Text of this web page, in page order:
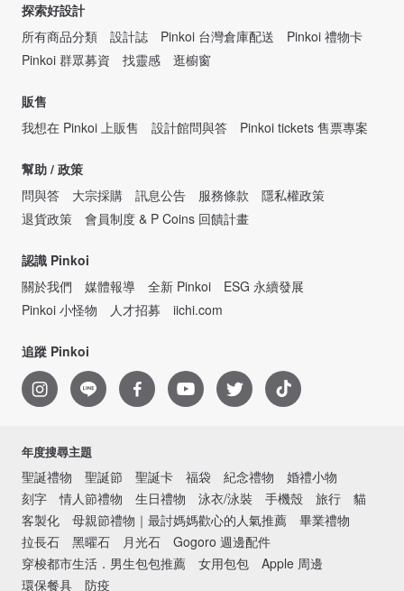
探索好設計
所有商品分類
設計誌 Pinkoi 台灣倉庫配送
Pinkoi 禮物卡
Pinkoi 群眾募資
找靈感 逛櫥窗
販售
我想在 Pinkoi 上販售
設計館問與答 Pinkoi tickets 售票專案
幫助 / 政策
問與答
大宗採購 訊息公告 服務條款
隱私權政策
退貨政策
會員制度 & P Coins 回饋計畫
認識 Pinkoi
關於我們
媒體報導 全新 Pinkoi
ESG 永續發展
Pinkoi 小怪物
人才招募 iichi.com
追蹤 Pinkoi
年度搜尋主題
聖誕禮物 聖誕節 聖誕卡 福袋 紀念禮物
婚禮小物
刻字
情人節禮物 生日禮物 泳衣/泳裝 手機殼 旅行
貓
客製化
母親節禮物｜最討媽媽歡心的人氣推薦
畢業禮物
拉長石
黑曜石 月光石
Gogoro 週邊配件
穿梭都市生活．男生包包推薦
女用包包
Apple 周邊
環保餐具
防疫